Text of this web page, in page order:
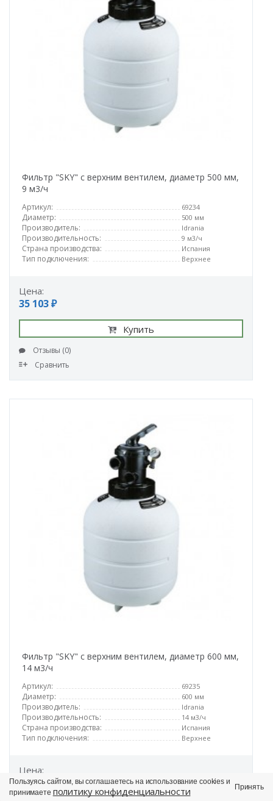
Фильтр "SKY" с верхним вентилем, диаметр 500 мм,
9 м3/ч
Артикул: 69234
Диаметр: 500 мм
Производитель: Idrania
Производительность: 9 м3/ч
Страна производства: Испания
Тип подключения: Верхнее
Цена:
35 103 ₽
Купить
Отзывы (0)
Сравнить
Фильтр "SKY" с верхним вентилем, диаметр 600 мм,
14 м3/ч
Артикул: 69235
Диаметр: 600 мм
Производитель: Idrania
Производительность: 14 м3/ч
Страна производства: Испания
Тип подключения: Верхнее
Цена:
43 059 ₽
Пользуясь сайтом, вы соглашаетесь на использование cookies и
принимаете политику конфиденциальности Принять